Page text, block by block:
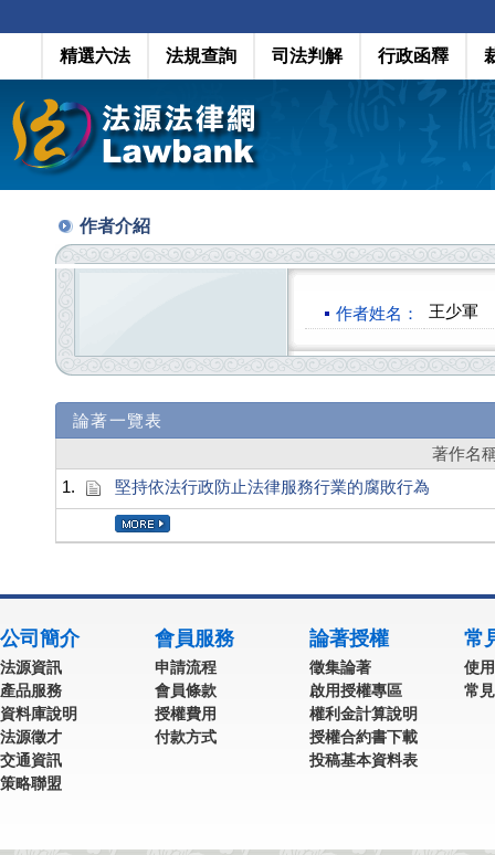
精選六法 法規查詢 司法判解 行政函釋
作者介紹
作者姓名： 王少軍
論著一覽表
著作名
1.
堅持依法行政防止法律服務行業的腐敗行為
公司簡介
法源資訊
產品服務
資料庫說明
法源徵才
交通資訊
策略聯盟
會員服務
申請流程
會員條款
授權費用
付款方式
論著授權
徵集論著
啟用授權專區
權利金計算說明
授權合約書下載
投稿基本資料表
常
使
常